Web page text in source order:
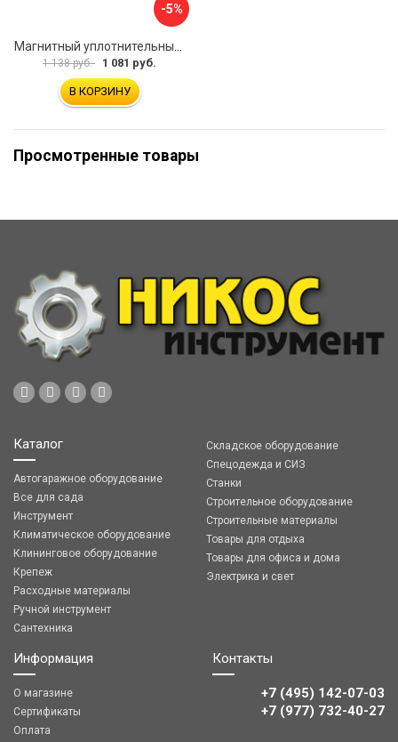
-5%
1 138 руб. 1 081 руб.
В КОРЗИНУ
Просмотренные товары
Каталог
Автогаражное оборудование
Все для сада
Инструмент
Климатическое оборудование
Клининговое оборудование
Крепеж
Расходные материалы
Ручной инструмент
Сантехника
Складское оборудование
Спецодежда и СИЗ
Станки
Строительное оборудование
Строительные материалы
Товары для отдыха
Товары для офиса и дома
Электрика и свет
Информация
О магазине
Сертификаты
Оплата
Контакты
+7 (495) 142-07-03
‎‎+7 (977) 732-40-27